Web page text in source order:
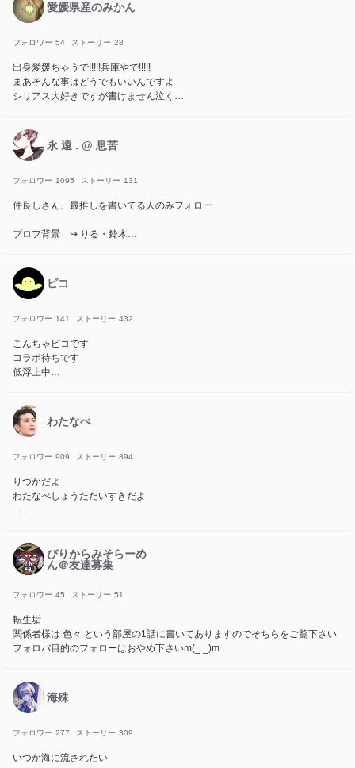
愛媛県産のみかん
フォロワー 54 ストーリー 28
出身愛媛ちゃうで!!!!!兵庫やで!!!!!
まあそんな事はどうでもいいんですよ
シリアス大好きですが書けません泣く
フォロワー50人達成ありがとう!!!!!
永 遠 . @ 息苦
フォロワー 1095 ストーリー 131
仲良しさん、最推しを書いてる人のみフォロー
プロフ背景 ↪︎ りる・鈴木
らむねとペア画
ゆなっぴの相棒は私だけ
付fm ･ fn ↪︎ 雑談部屋 13
話
自fm 💐💌
ブラウザチャットもう怖い
ピコ
フォロワー 141 ストーリー 432
こんちゃピコです
コラボ待ちです
低浮上中
所属→ラブリーパレット
推し→カービィ系とスプランキー系ひよこ（？）
すみません関係者募集中の部屋にあります
わたなべ
フォロワー 909 ストーリー 894
りつかだよ
わたなべしょうただいすきだよ
ぴりからみそらーめ
ん＠友達募集
フォロワー 45 ストーリー 51
転生垢
関係者様は 色々 という部屋の1話に書いてありますのでそちらをご覧下さい
フォロバ目的のフォローはおやめ下さいm(_ _)m
2026 8.7 30人✨
2026 8.7 40人✨
海殊
フォロワー 277 ストーリー 309
いつか海に流されたい